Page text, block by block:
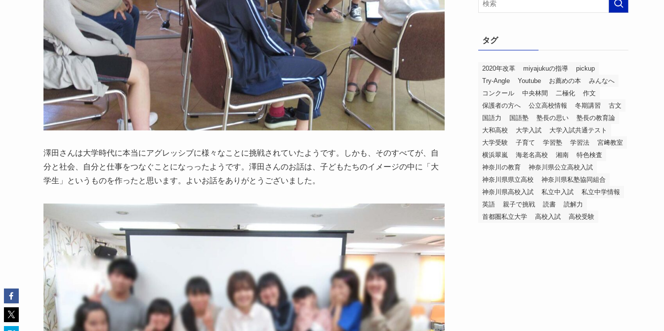
澤田さんは大学時代に本当にアグレッシブに様々なことに挑戦されていたようです。しかも、そのすべてが、自
分と社会、自分と仕事をつなぐことになっったようです。澤田さんのお話は、子どもたちのイメージの中に「大
学生」というものを作ったと思います。よいお話をありがとうございました。
ブ
タグ
2020年改革 miyajukuの指導
pickup
Try-Angle
Youtube お薦めの本
みんなへ
コンクール
中央林間 二極化
作文
保護者の方へ
公立高校情報 冬期講習
古文
国語力
国語塾 塾長の思い
塾長の教育論
大和高校
大学入試
大学入試共通テスト
大学受験
子育て 学習塾 学習法
宮﨑教室
横浜翠嵐
海老名高校 湘南
特色検査
神奈川の教育
神奈川県公立高校入試
神奈川県県立高校
神奈川県私塾協同組合
神奈川県高校入試
私立中入試
私立中学情報
英語
親子で挑戦 読書
読解力
首都圏私立大学
高校入試 高校受験